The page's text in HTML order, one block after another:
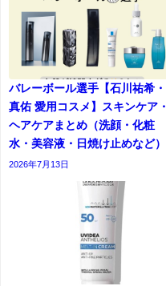
バレーボール選手【石川祐希・
真佑 愛用コスメ】スキンケア・
ヘアケアまとめ（洗顔・化粧
水・美容液・日焼け止めなど）
2026年7月13日